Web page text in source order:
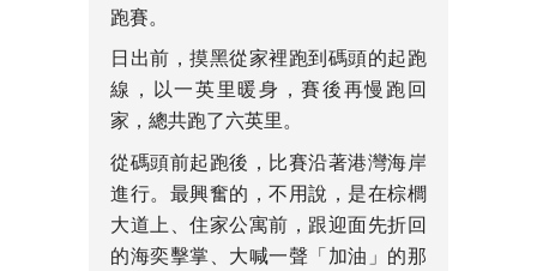
跑賽。
日出前，摸黑從家裡跑到碼頭的起跑
線，以一英里暖身，賽後再慢跑回
家，總共跑了六英里。
從碼頭前起跑後，比賽沿著港灣海岸
進行。最興奮的，不用說，是在棕櫚
大道上、住家公寓前，跟迎面先折回
的海奕擊掌、大喊一聲「加油」的那